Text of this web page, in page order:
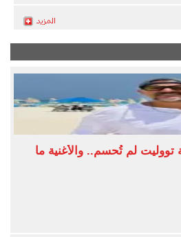
تووليت لم تُحسم.. والأغنية ما